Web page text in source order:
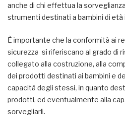
anche di chi effettua la
strumenti destinati a bambini di età
È importante che la conformità ai
sicurezza si riferiscano al grado di
collegato alla costruzione, alla
dei prodotti destinati ai bambini e
capacità degli stessi, in quanto
prodotti, ed eventualmente alla
sorvegliarli.